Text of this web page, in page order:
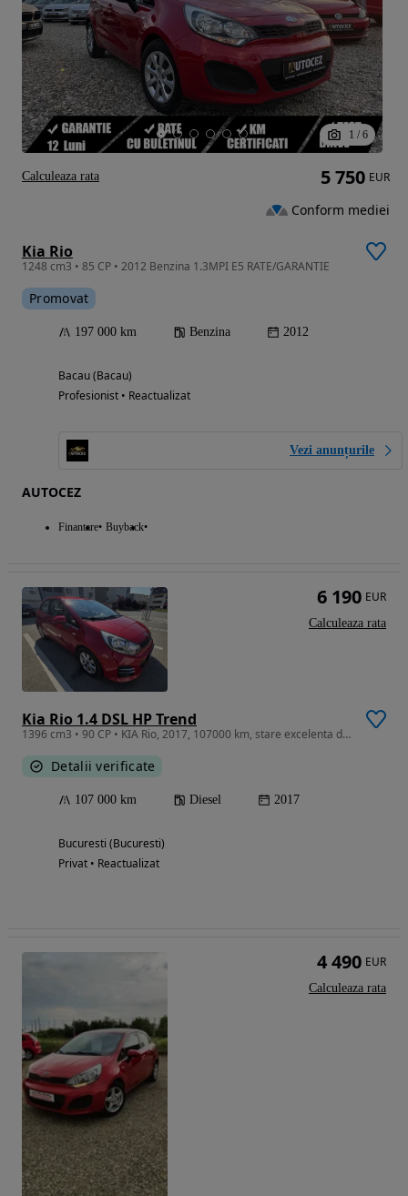
1 / 6
Kia Rio
1248 cm3 • 85 CP • 2012 Benzina 1.3MPI E5 RATE/GARANTIE
Promovat
197 000 km Benzina 2012
Bacau (Bacau)
Profesionist • Reactualizat
Vezi anunțurile
AUTOCEZ
Finantare Buyback
5 750 EUR
Conform mediei
Calculeaza rata
Kia Rio 1.4 DSL HP Trend
1396 cm3 • 90 CP • KIA Rio, 2017, 107000 km, stare excelenta de functionare
Detalii verificate
107 000 km Diesel 2017
Bucuresti (Bucuresti)
Privat • Reactualizat
6 190 EUR
Calculeaza rata
4 490 EUR
Calculeaza rata